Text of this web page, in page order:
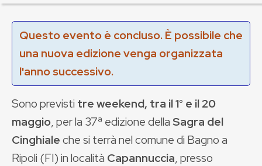
Questo evento è concluso. È possibile che
una nuova edizione venga organizzata
l'anno successivo.
Sono previsti tre weekend, tra il 1° e il 20
maggio, per la 37ª edizione dellaSagra del
Cinghialeche si terrà nel comune di Bagno a
Ripoli (FI) in località Capannuccia, presso